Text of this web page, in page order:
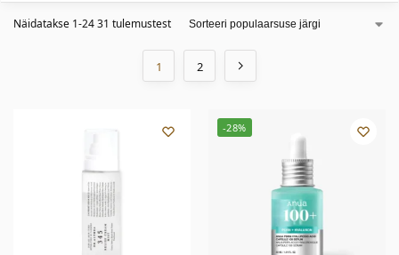
Näidatakse 1-24 31 tulemustest
1 2
-28%